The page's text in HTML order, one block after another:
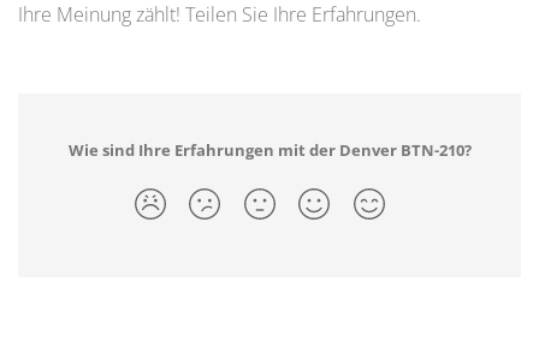
Ihre Meinung zählt! Teilen Sie Ihre Erfahrungen.
Wie sind Ihre Erfahrungen mit der Denver BTN-210?